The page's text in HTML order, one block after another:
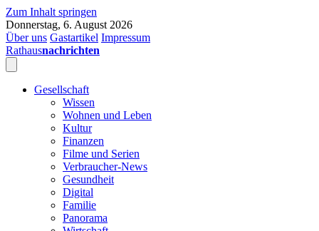
Zum Inhalt springen
Donnerstag, 6. August 2026
Über uns Gastartikel Impressum
Rathausnachrichten
Gesellschaft
Wissen
Wohnen und Leben
Kultur
Finanzen
Filme und Serien
Verbraucher-News
Gesundheit
Digital
Familie
Panorama